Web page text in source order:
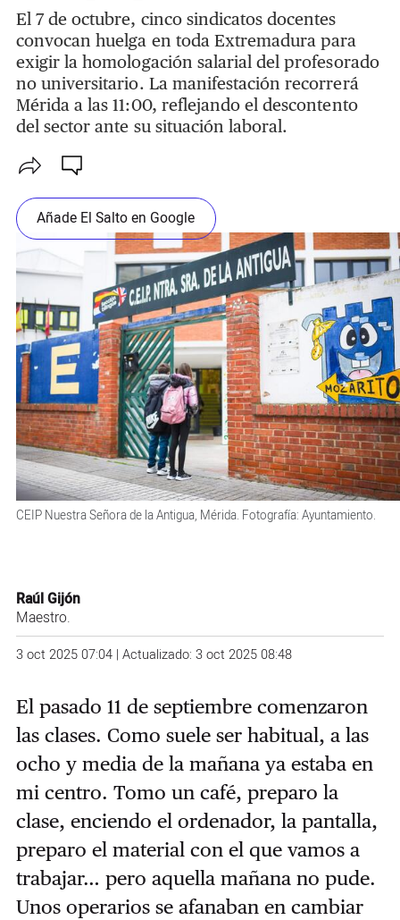
El 7 de octubre, cinco sindicatos docentes
convocan huelga en toda Extremadura para
exigir la homologación salarial del profesorado
no universitario. La manifestación recorrerá
Mérida a las 11:00, reflejando el descontento
del sector ante su situación laboral.
Añade El Salto en Google
CEIP Nuestra Señora de la Antigua, Mérida. Fotografía: Ayuntamiento.
Raúl Gijón
Maestro.
3 oct 2025 07:04 | Actualizado: 3 oct 2025 08:48
El pasado 11 de septiembre comenzaron
las clases. Como suele ser habitual, a las
ocho y media de la mañana ya estaba en
mi centro. Tomo un café, preparo la
clase, enciendo el ordenador, la pantalla,
preparo el material con el que vamos a
trabajar… pero aquella mañana no pude.
Unos operarios se afanaban en cambiar